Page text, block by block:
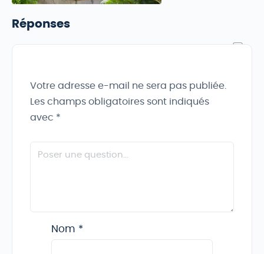
Réponses
Votre adresse e-mail ne sera pas publiée.
Les champs obligatoires sont indiqués
avec *
Nom *